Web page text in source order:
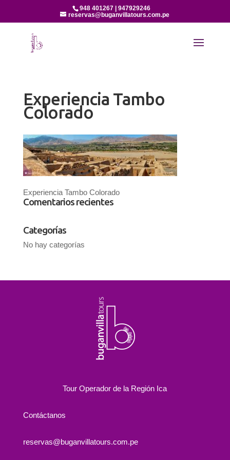
948 401267 | 947929246
reservas@buganvillatours.com.pe
Experiencia Tambo
Colorado
Experiencia Tambo Colorado
Comentarios recientes
Categorías
No hay categorías
Tour Operador de la Región Ica
Contáctanos
reservas@buganvillatours.com.pe